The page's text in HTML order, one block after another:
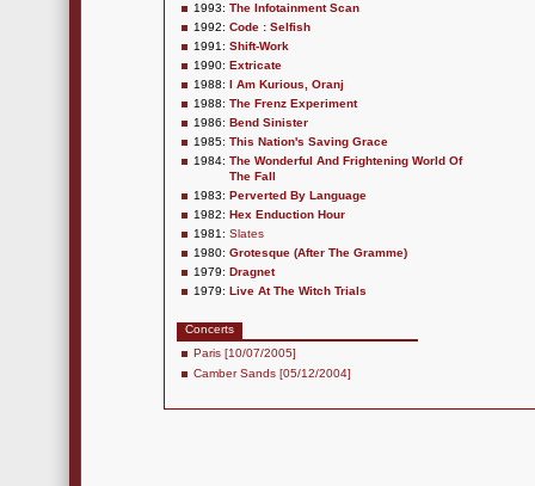
1993: The Infotainment Scan
1992: Code : Selfish
1991: Shift-Work
1990: Extricate
1988: I Am Kurious, Oranj
1988: The Frenz Experiment
1986: Bend Sinister
1985: This Nation's Saving Grace
1984: The Wonderful And Frightening World Of
The Fall
1983: Perverted By Language
1982: Hex Enduction Hour
1981: Slates
1980: Grotesque (After The Gramme)
1979: Dragnet
1979: Live At The Witch Trials
Concerts
Paris [10/07/2005]
Camber Sands [05/12/2004]